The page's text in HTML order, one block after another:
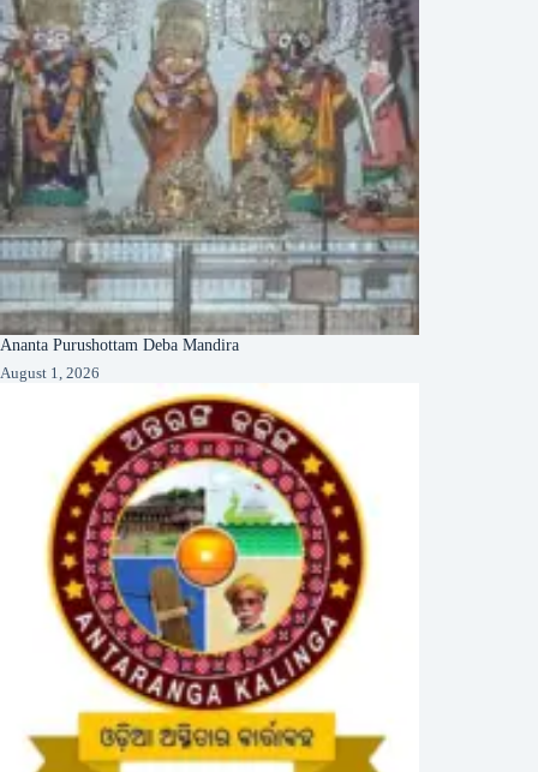
Ananta Purushottam Deba Mandira
August 1, 2026